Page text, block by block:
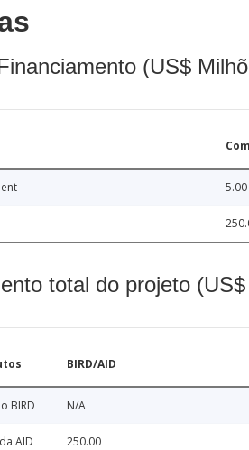
(US$
5.00
total do projeto
BIRD/AID
BIRD N/A
AID 250.00